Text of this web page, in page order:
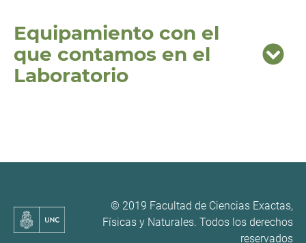
Equipamiento con el
que contamos en el
Laboratorio
© 2019 Facultad de Ciencias Exactas,
Físicas y Naturales. Todos los derechos
reservados